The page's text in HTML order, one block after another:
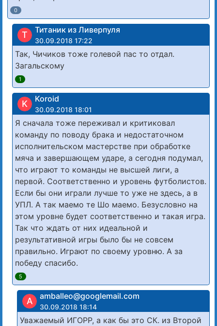
0
Т Титаник из Ливерпуля
30.09.2018 17:22
Так, Чичиков тоже голевой пас то отдал.
Загальскому
1
K Koroid
30.09.2018 18:01
Я сначала тоже переживал и критиковал
команду по поводу брака и недостаточном
исполнительском мастерстве при обработке
мяча и завершающем ударе, а сегодня подумал,
что играют то команды не высшей лиги, а
первой. Соответственно и уровень футболистов.
Если бы они играли лучше то уже не здесь, а в
УПЛ. А так маемо те Шо маемо. Безусловно на
этом уровне будет соответственно и такая игра.
Так что ждать от них идеальной и
результативной игры было бы не совсем
правильно. Играют по своему уровню. А за
победу спасибо.
5
A amballeo@googlemail.com
30.09.2018 18:14
Уважаемый ИГОРР, а как бы это СК. из Второй